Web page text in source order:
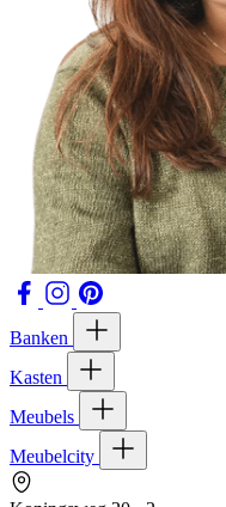
Banken
Kasten
Meubels
Meubelcity